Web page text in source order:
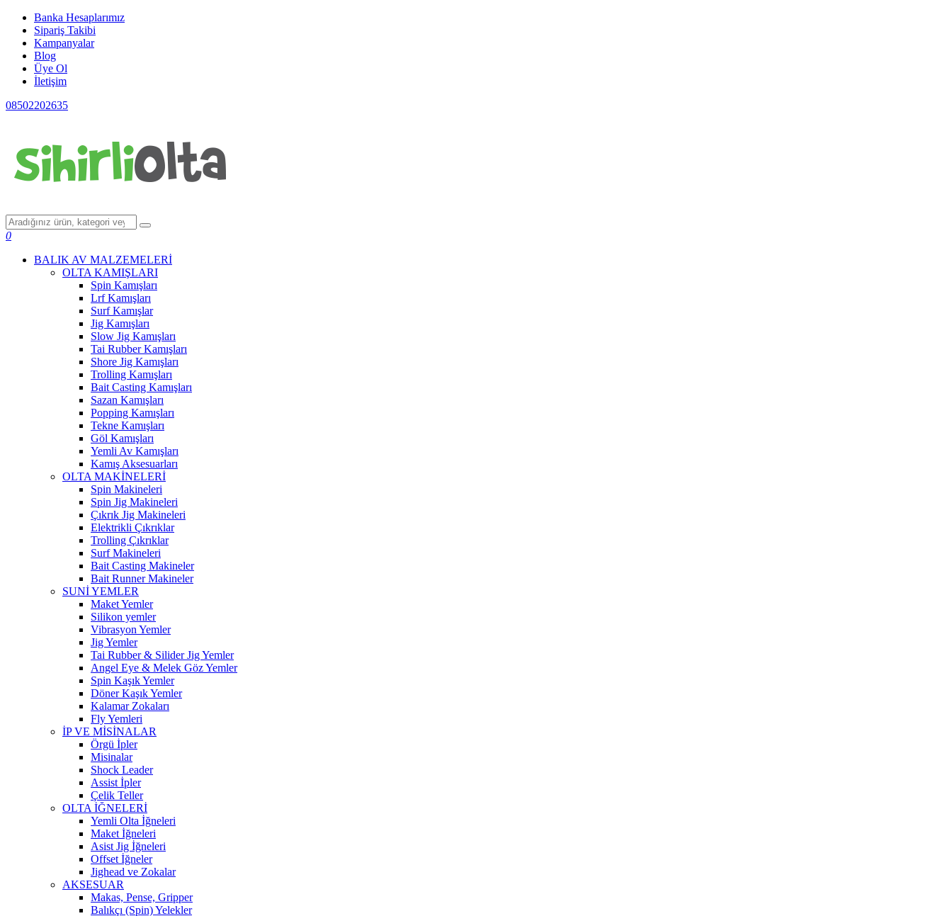
Banka Hesaplarımız
Sipariş Takibi
Kampanyalar
Blog
Üye Ol
İletişim
08502202635
0
BALIK AV MALZEMELERİ
OLTA KAMIŞLARI
Spin Kamışları
Lrf Kamışları
Surf Kamışlar
Jig Kamışları
Slow Jig Kamışları
Tai Rubber Kamışları
Shore Jig Kamışları
Trolling Kamışları
Bait Casting Kamışları
Sazan Kamışları
Popping Kamışları
Tekne Kamışları
Göl Kamışları
Yemli Av Kamışları
Kamış Aksesuarları
OLTA MAKİNELERİ
Spin Makineleri
Spin Jig Makineleri
Çıkrık Jig Makineleri
Elektrikli Çıkrıklar
Trolling Çıkrıklar
Surf Makineleri
Bait Casting Makineler
Bait Runner Makineler
SUNİ YEMLER
Maket Yemler
Silikon yemler
Vibrasyon Yemler
Jig Yemler
Tai Rubber & Silider Jig Yemler
Angel Eye & Melek Göz Yemler
Spin Kaşık Yemler
Döner Kaşık Yemler
Kalamar Zokaları
Fly Yemleri
İP VE MİSİNALAR
Örgü İpler
Misinalar
Shock Leader
Assist İpler
Çelik Teller
OLTA İĞNELERİ
Yemli Olta İğneleri
Maket İğneleri
Asist Jig İğneleri
Offset İğneler
Jighead ve Zokalar
AKSESUAR
Makas, Pense, Gripper
Balıkçı (Spin) Yelekler